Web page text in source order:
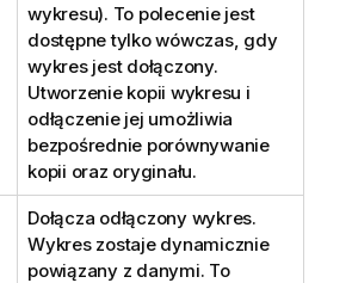
wykresu). To polecenie jest
dostępne tylko wówczas, gdy
wykres jest dołączony.
Utworzenie kopii wykresu i
odłączenie jej umożliwia
bezpośrednie porównywanie
kopii oraz oryginału.
Dołącza odłączony wykres.
Wykres zostaje dynamicznie
powiązany z danymi. To